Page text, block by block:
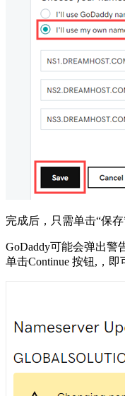
完成后，只需单击“保存
GoDaddy可能会弹出警
单击Continue 按钮,，即